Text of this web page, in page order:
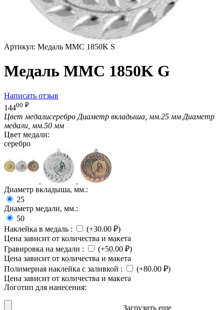
Артикул: Медаль MMC 1850K S
Медаль MMC 1850K G
Написать отзыв
14400 ₽
Цвет медалисеребро Диаметр вкладыша, мм.25 мм Диаметр
медали, мм.50 мм
Цвет медали:
серебро
Диаметр вкладыша, мм.:
25
Диаметр медали, мм.:
50
Наклейка в медаль : (+30.00 ₽)
Цена зависит от количества и макета
Гравировка на медали : (+50.00 ₽)
Цена зависит от количества и макета
Полимерная наклейка с заливкой : (+80.00 ₽)
Цена зависит от количества и макета
Логотип для нанесения:
Загрузить еще